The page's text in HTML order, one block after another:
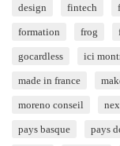
design fintech
formation frog
gocardless ici
made in france
moreno conseil
pays basque pays